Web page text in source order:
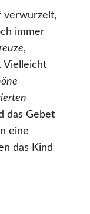
verwurzelt,
immer
,
Vielleicht
das Gebet
eine
das Kind